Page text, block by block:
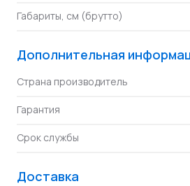
Габариты, см (брутто)
Дополнительная
Страна производитель
Гарантия
Срок службы
Доставка